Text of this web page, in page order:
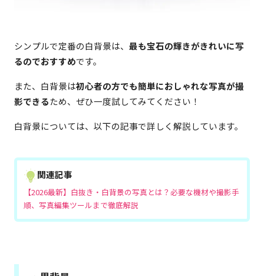
シンプルで定番の白背景は、 最も宝石の輝きがきれいに写
るのでおすすめです。
また、白背景は初心者の方でも簡単におしゃれな写真が撮
影できるため、ぜひ一度試してみてください！
白背景については、以下の記事で詳しく解説しています。
関連記事
【2026最新】白抜き・白背景の写真とは？必要な機材や撮影手
順、写真編集ツールまで徹底解説